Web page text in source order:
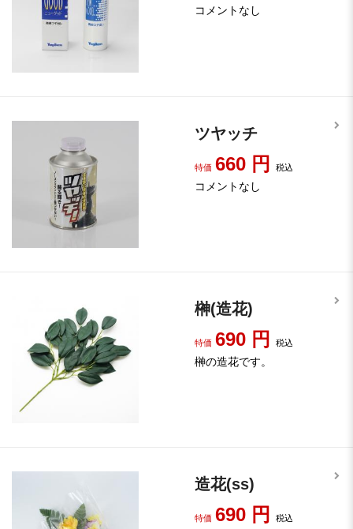
コメントなし
ツヤッチ
特価 660 円 税込
コメントなし
榊(造花)
特価 690 円 税込
榊の造花です。
造花(ss)
特価 690 円 税込